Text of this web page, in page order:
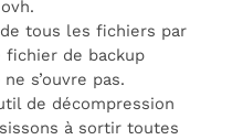
tous les fichiers par
fichier de backup
s’ouvre pas.
de décompression
à sortir toutes